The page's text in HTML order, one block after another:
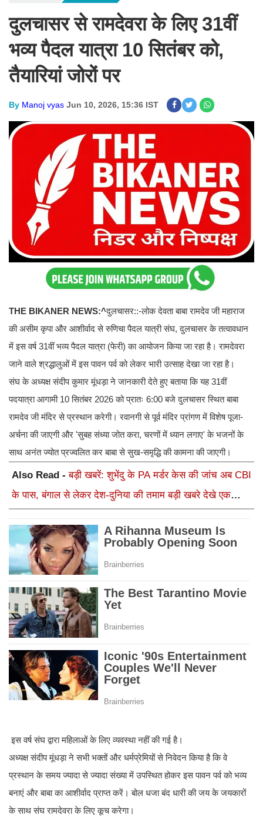
दुलचासर से रामदेवरा के लिए 31वीं
भव्य पैदल यात्रा 10 सितंबर को,
तैयारियां जोरों पर
By Manoj vyas Jun 10, 2026, 15:36 IST
THE BIKANER NEWS:^दुलचासर::-लोक देवता बाबा रामदेव जी महाराज
की असीम कृपा और आशीर्वाद से रुणिचा पैदल यात्री संघ, दुलचासर के तत्वावधान
में इस वर्ष 31वीं भव्य पैदल यात्रा (फेरी) का आयोजन किया जा रहा है। रामदेवरा
जाने वाले श्रद्धालुओं में इस पावन पर्व को लेकर भारी उत्साह देखा जा रहा है।
​संघ के अध्यक्ष संदीप कुमार मूंधड़ा ने जानकारी देते हुए बताया कि यह 31वीं
पदयात्रा आगामी 10 सितंबर 2026 को प्रातः 6:00 बजे दुलचासर स्थित बाबा
रामदेव जी मंदिर से प्रस्थान करेगी। रवानगी से पूर्व मंदिर प्रांगण में विशेष पूजा-
अर्चना की जाएगी और 'सुबह संध्या जोत करा, चरणों में ध्यान लगाए' के भजनों के
साथ अनंत ज्योत प्रज्वलित कर बाबा से सुख-समृद्धि की कामना की जाएगी।
Also Read -बड़ी खबरें: शुभेंदु के PA मर्डर केस की जांच अब CBI
के पास, बंगाल से लेकर देश-दुनिया की तमाम बड़ी खबरे देखे एक
​ इस वर्ष संघ द्वारा महिलाओं के लिए व्यवस्था नहीं की गई है।
​अध्यक्ष संदीप मूंधड़ा ने सभी भक्तों और धर्मप्रेमियों से निवेदन किया है कि वे
प्रस्थान के समय ज्यादा से ज्यादा संख्या में उपस्थित होकर इस पावन पर्व को भव्य
बनाएं और बाबा का आशीर्वाद प्राप्त करें। बोल धजा बंद धारी की जय के जयकारों
के साथ संघ रामदेवरा के लिए कूच करेगा।